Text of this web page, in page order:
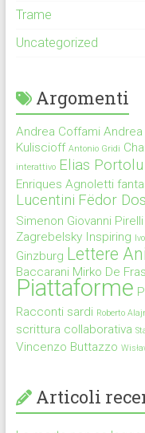
Trame
Uncategorized
Argomenti
Andrea Coffami
Kuliscioff Antonio Gridi
interattivo Elias Portolu
Enriques Agnoletti
Lucentini Fëdor
Simenon Giovanni Pirelli
Zagrebelsky Inspiring
Ginzburg Lettere
Baccarani Mirko De
Piattaforme
Racconti sardi Roberto
scrittura collaborativa
Vincenzo Buttazzo
Articoli